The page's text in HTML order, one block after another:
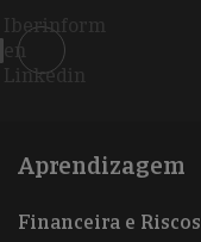
Iberinform
en
Linkedin
Aprendizagem
Financeira e Riscos